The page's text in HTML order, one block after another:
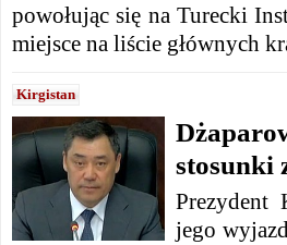
powołując się na Turecki
miejsce na liście głównych
Kirgistan
stosunki
Prezydent
jego